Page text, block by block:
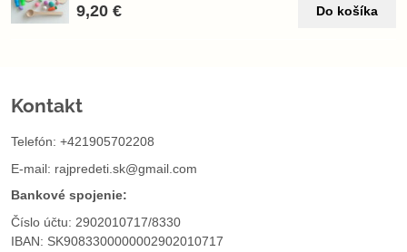
9,20 € Do košíka
Kontakt
Telefón: +421905702208
E-mail: rajpredeti.sk@gmail.com
Bankové spojenie:
Číslo účtu: 2902010717/8330
IBAN: SK9083300000002902010717